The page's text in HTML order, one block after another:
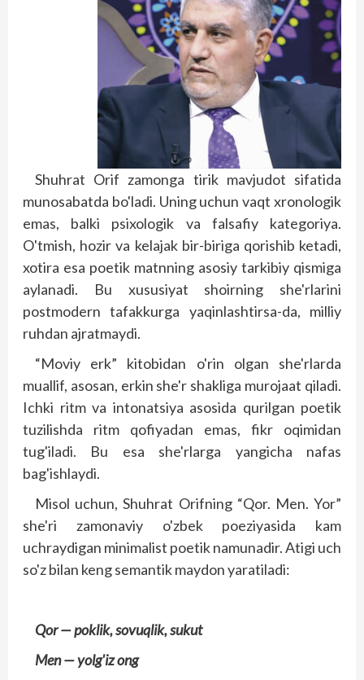
Shuhrat Orif zamonga tirik mavjudot sifatida
munosabatda bo'ladi. Uning uchun vaqt xronologik
emas, balki psixologik va falsafiy kategoriya.
O'tmish, hozir va kelajak bir-biriga qorishib ketadi,
xotira esa poetik matnning asosiy tarkibiy qismiga
aylanadi. Bu xususiyat shoirning she'rlarini
postmodern tafakkurga yaqinlashtirsa-da, milliy
ruhdan ajratmaydi.
“Moviy erk” kitobidan o'rin olgan she'rlarda
muallif, asosan, erkin she'r shakliga murojaat qiladi.
Ichki ritm va intonatsiya asosida qurilgan poetik
tuzilishda ritm qofiyadan emas, fikr oqimidan
tug'iladi. Bu esa she'rlarga yangicha nafas
bag'ishlaydi.
Misol uchun, Shuhrat Orifning “Qor. Men. Yor”
she'ri zamonaviy o'zbek poeziyasida kam
uchraydigan minimalist poetik namunadir. Atigi uch
so'z bilan keng semantik maydon yaratiladi:
Qor — poklik, sovuqlik, sukut
Men — yolg'iz ong